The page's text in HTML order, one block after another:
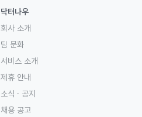
닥터나우
회사 소개
팀 문화
서비스 소개
제휴 안내
소식 · 공지
채용 공고